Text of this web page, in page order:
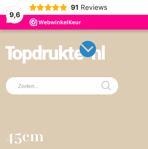
9,6
91 Reviews
Producten
zoeken
45cm